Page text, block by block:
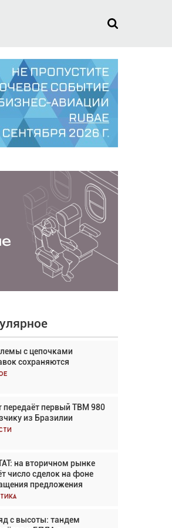
с цепочками
сохраняются
передаёт первый TBM 980
из Бразилии
на вторичном рынке
число сделок на фоне
предложения
с высоты: тандем
с высоты: тандем
и БПЛА в
операциях
фотограф Дэйв
говорит сама
а ИИ всё портит»
с цепочками
сохраняются
самолёт – это актив.